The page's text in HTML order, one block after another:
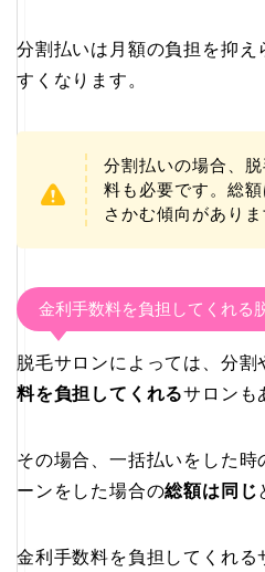
分割払いは月額の負担を抑え
すくなります。
分割払いの場合、
料も必要です。総
さかむ傾向がありま
金利手数料を負担してくれる
脱毛サロンによっては、分割
料を負担してくれるサロンも
その場合、一括払いをした時
ーンをした場合の総額は同じ
金利手数料を負担してくれ